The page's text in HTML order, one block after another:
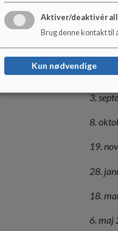
Der er
Disse
3.
8.
19.
28.
18.
6. maj
Aktiver/deaktivér
Brug denne kontakt til
Kun nødvendige